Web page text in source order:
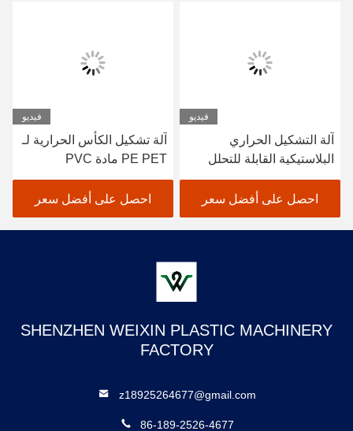
فيديو
آلة التشكيل الحراري
البلاستيكية القابلة للتحلل
عمق التشكيل القصوى
180mmاحصل على أفضل سعر
فيديو
آلة تشكيل الكأس الحرارية لـ
PE PET مادة PVC
احصل على أفضل سعر
SHENZHEN WEIXIN PLASTIC MACHINERY
FACTORY
z18925264677@gmail.com
86-189-2526-4677